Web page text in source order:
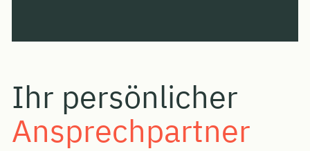
Ihr persönlicher
Ansprechpartner